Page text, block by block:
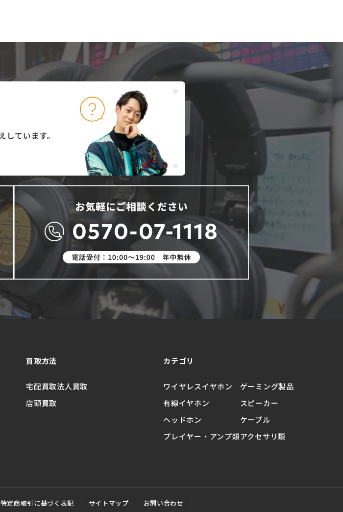
買取方法
宅配買取
店頭買取
法人買取
カテゴリ
ワイヤレスイヤホン
有線イヤホン
ヘッドホン
プレイヤー・アンプ類
ゲーミング製品
スピーカー
ケーブル
アクセサリ類
特定商取引に基づく表記 サイトマップ お問い合わせ